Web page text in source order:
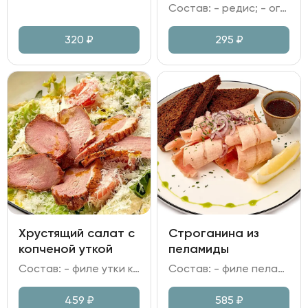
320 ₽
Состав: - редис; - огурец; - яйцо пашот; - зелень; - заправка на выбор.
295 ₽
Хрустящий салат с
копченой уткой
Состав: - филе утки копченое; - салат Романо; помидор; - сыр Пармезан; - сухари; - горчица; специи; масло укропное; масло растительное; чеснок.
459 ₽
Строганина из
пеламиды
Состав: - филе пеламиды; - хлеб Бородинский; - лук красный; - соус на основе бальзамического уксуса и соевого соуса; - лимон, зелень.
585 ₽